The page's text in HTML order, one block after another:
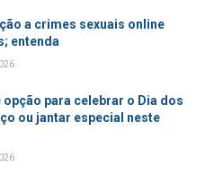
a crimes sexuais online
entenda
opção para celebrar o Dia dos
ou jantar especial neste